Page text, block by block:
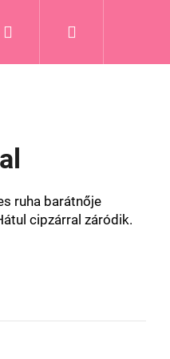
Bejelentkezés
ruha barátnője
cipzárral záródik.